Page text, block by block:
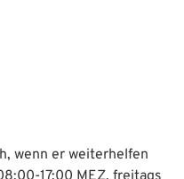
wenn er weiterhelfen